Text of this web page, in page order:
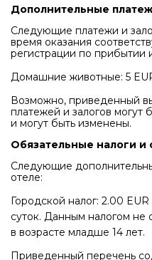
Дополнительные
Следующие платежи и
время оказания
регистрации по прибытии
Домашние животные: 5
Возможно, приведенный
платежей и залогов могут
и могут быть изменены.
Обязательные налоги и
Следующие
отеле:
Городской налог: 2.00
суток. Данным налогом не
в возрасте младше 14 лет.
Приведенный перечень